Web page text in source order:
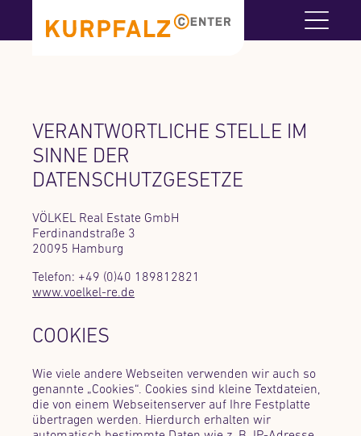
VERANTWORTLICHE STELLE IM
SINNE DER
DATENSCHUTZGESETZE
VÖLKEL Real Estate GmbH
Ferdinandstraße 3
20095 Hamburg
Telefon: +49 (0)40 189812821
www.voelkel-re.de
COOKIES
Wie viele andere Webseiten verwenden wir auch so
genannte „Cookies“. Cookies sind kleine Textdateien,
die von einem Webseitenserver auf Ihre Festplatte
übertragen werden. Hierdurch erhalten wir